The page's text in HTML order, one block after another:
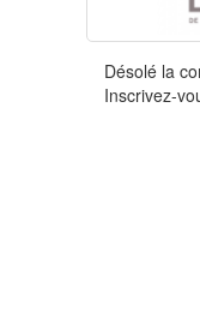
Désolé la
Inscrivez-